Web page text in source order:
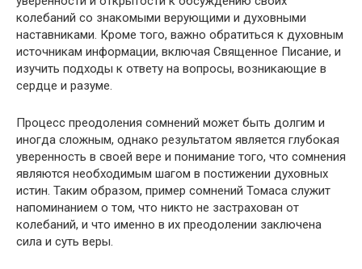
колебаний со знакомыми верующими и духовными
наставниками. Кроме того, важно обратиться к духовным
источникам информации, включая Священное Писание, и
изучить подходы к ответу на вопросы, возникающие в
сердце и разуме.
Процесс преодоления сомнений может быть долгим и
иногда сложным, однако результатом является глубокая
уверенность в своей вере и понимание того, что сомнения
являются необходимым шагом в постижении духовных
истин. Таким образом, пример сомнений Томаса служит
напоминанием о том, что никто не застрахован от
колебаний, и что именно в их преодолении заключена
сила и суть веры.